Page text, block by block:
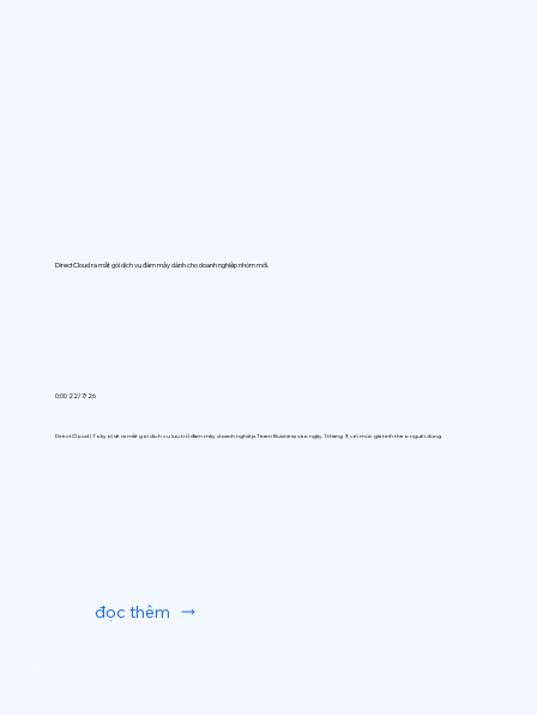
DirectCloud ra mắt gói dịch vụ đám mây dành cho doanh nghiệp nhóm mới.
0:00 22/7/26
DirectCloud (Tokyo) sẽ ra mắt gói dịch vụ lưu trữ đám mây doanh nghiệp Team Business vào ngày 1 tháng 9, với mức giá tính theo người dùng.
đọc thêm